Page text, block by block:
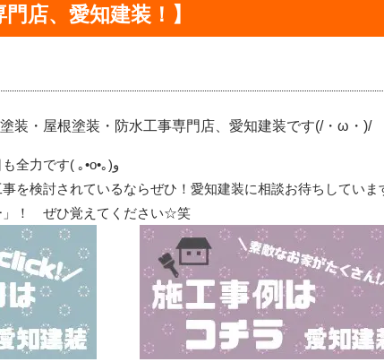
店、愛知建装！】
装・屋根塗装・防水工事専門店、愛知建装です(/・ω・)/
全力です( ｡•o•｡)و
を検討されているならぜひ！愛知建装に相談お待ちしていま
」！ ぜひ覚えてください☆笑